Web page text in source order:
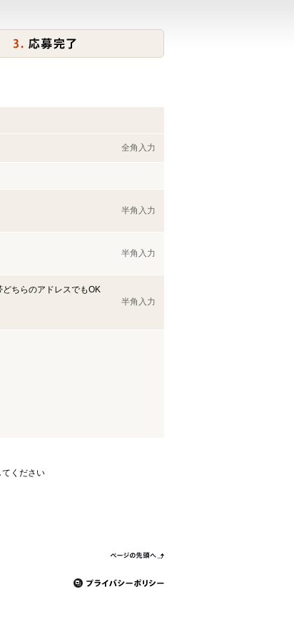
全角入力
半角入力
半角入力
ちらのアドレスでもOK
半角入力
ください